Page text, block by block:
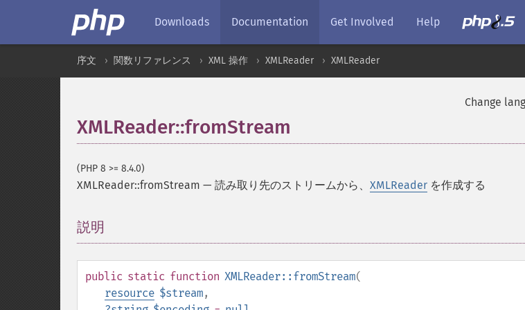
Downloads Documentation Get Involved Help
序文 関数リファレンス XML 操作 XMLReader XMLReader
Change
XMLReader::fromStream
(PHP 8 >= 8.4.0)
XMLReader::fromStream — 読み取り先のストリームから、 XMLReader を作成する
説明
public static function XMLReader::fromStream(
resource $stream,